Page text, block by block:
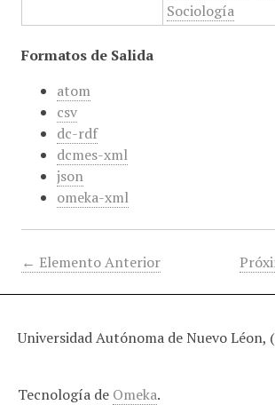
Sociología
Formatos de Salida
atom
csv
dc-rdf
dcmes-xml
json
omeka-xml
← Elemento Anterior
Universidad Autónoma de Nuevo Léon,
Tecnología de Omeka.